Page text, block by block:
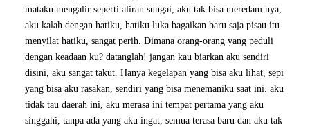
mataku mengalir seperti aliran sungai, aku tak bisa meredam nya,
aku kalah dengan hatiku, hatiku luka bagaikan baru saja pisau itu
menyilat hatiku, sangat perih. Dimana orang-orang yang peduli
dengan keadaan ku? datanglah! jangan kau biarkan aku sendiri
disini, aku sangat takut. Hanya kegelapan yang bisa aku lihat, sepi
yang bisa aku rasakan, sendiri yang bisa menemaniku saat ini. aku
tidak tau daerah ini, aku merasa ini tempat pertama yang aku
singgahi, tanpa ada yang aku ingat, semua terasa baru dan aku tak